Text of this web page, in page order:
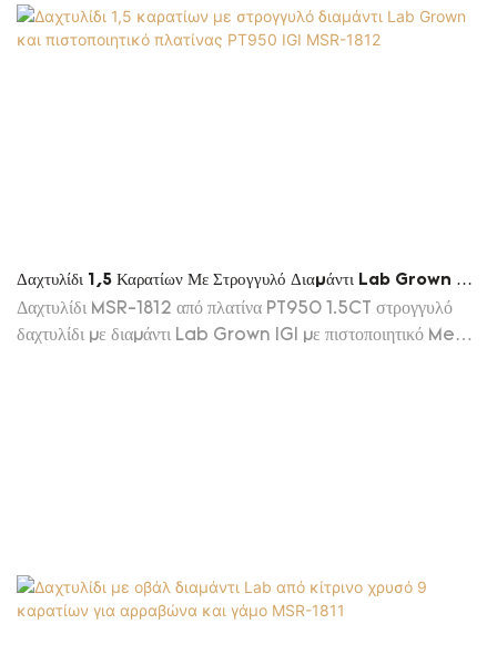
Δαχτυλίδι 1,5 Καρατίων Με Στρογγυλό Διαμάντι Lab Grown Και
Πιστοποιητικό Πλατίνας PT950 IGI MSR-1812
Δαχτυλίδι MSR-1812 από πλατίνα PT950 1.5CT στρογγυλό
δαχτυλίδι με διαμάντι Lab Grown IGI με πιστοποιητικό Messi